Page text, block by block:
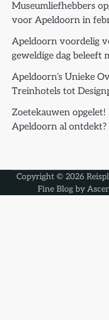
Museumliefhebbers
voor Apeldoorn in
Apeldoorn voordelig
geweldige dag beleeft
Apeldoorn’s Unieke
Treinhotels tot
Zoetekauwen opgelet!
Apeldoorn al ontdekt?
Copyright © 2026
Fine Blog by